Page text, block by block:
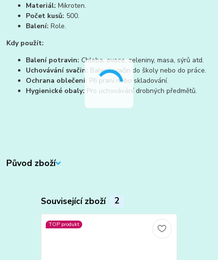
Materiál: Mikroten.
Počet kusů: 500.
Balení: Role.
Kdy použít:
Balení potravin: Chleba, ovoce, zeleniny, masa, sýrů atd.
Uchovávání svačin: Balení svačin do školy nebo do práce.
Ochrana oblečení: Při praní nebo skladování.
Hygienické obaly: Pro uchovávání drobných předmětů.
Původ zboží
Související zboží 2
TOP produkt